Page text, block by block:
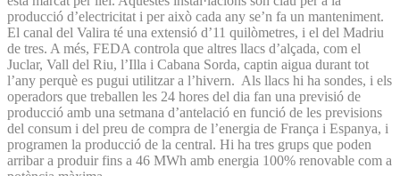
producció d’electricitat i per això cada any se’n fa un manteniment.
El canal del Valira té una extensió d’11 quilòmetres, i el del Madriu
de tres. A més, FEDA controla que altres llacs d’alçada, com el
Juclar, Vall del Riu, l’Illa i Cabana Sorda, captin aigua durant tot
l’any perquè es pugui utilitzar a l’hivern. Als llacs hi ha sondes, i els
operadors que treballen les 24 hores del dia fan una previsió de
producció amb una setmana d’antelació en funció de les previsions
del consum i del preu de compra de l’energia de França i Espanya, i
programen la producció de la central. Hi ha tres grups que poden
arribar a produir fins a 46 MWh amb energia 100% renovable com a